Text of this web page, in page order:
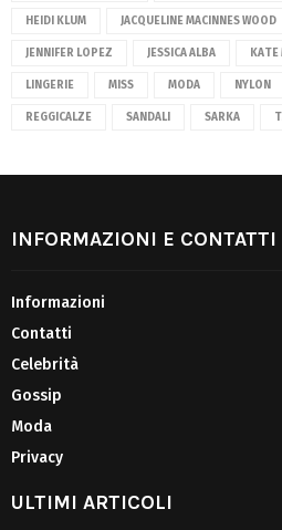
HEIDI KLUM JACQUELINE MACINNES WOOD
JENNIFER LOPEZ JESSICA ALBA KATE
LINGERIE MISS MODA NYLON
REGGICALZE SANDALI SARKA
INFORMAZIONI E CONTATTI
Informazioni
Contatti
Celebrità
Gossip
Moda
Privacy
ULTIMI ARTICOLI